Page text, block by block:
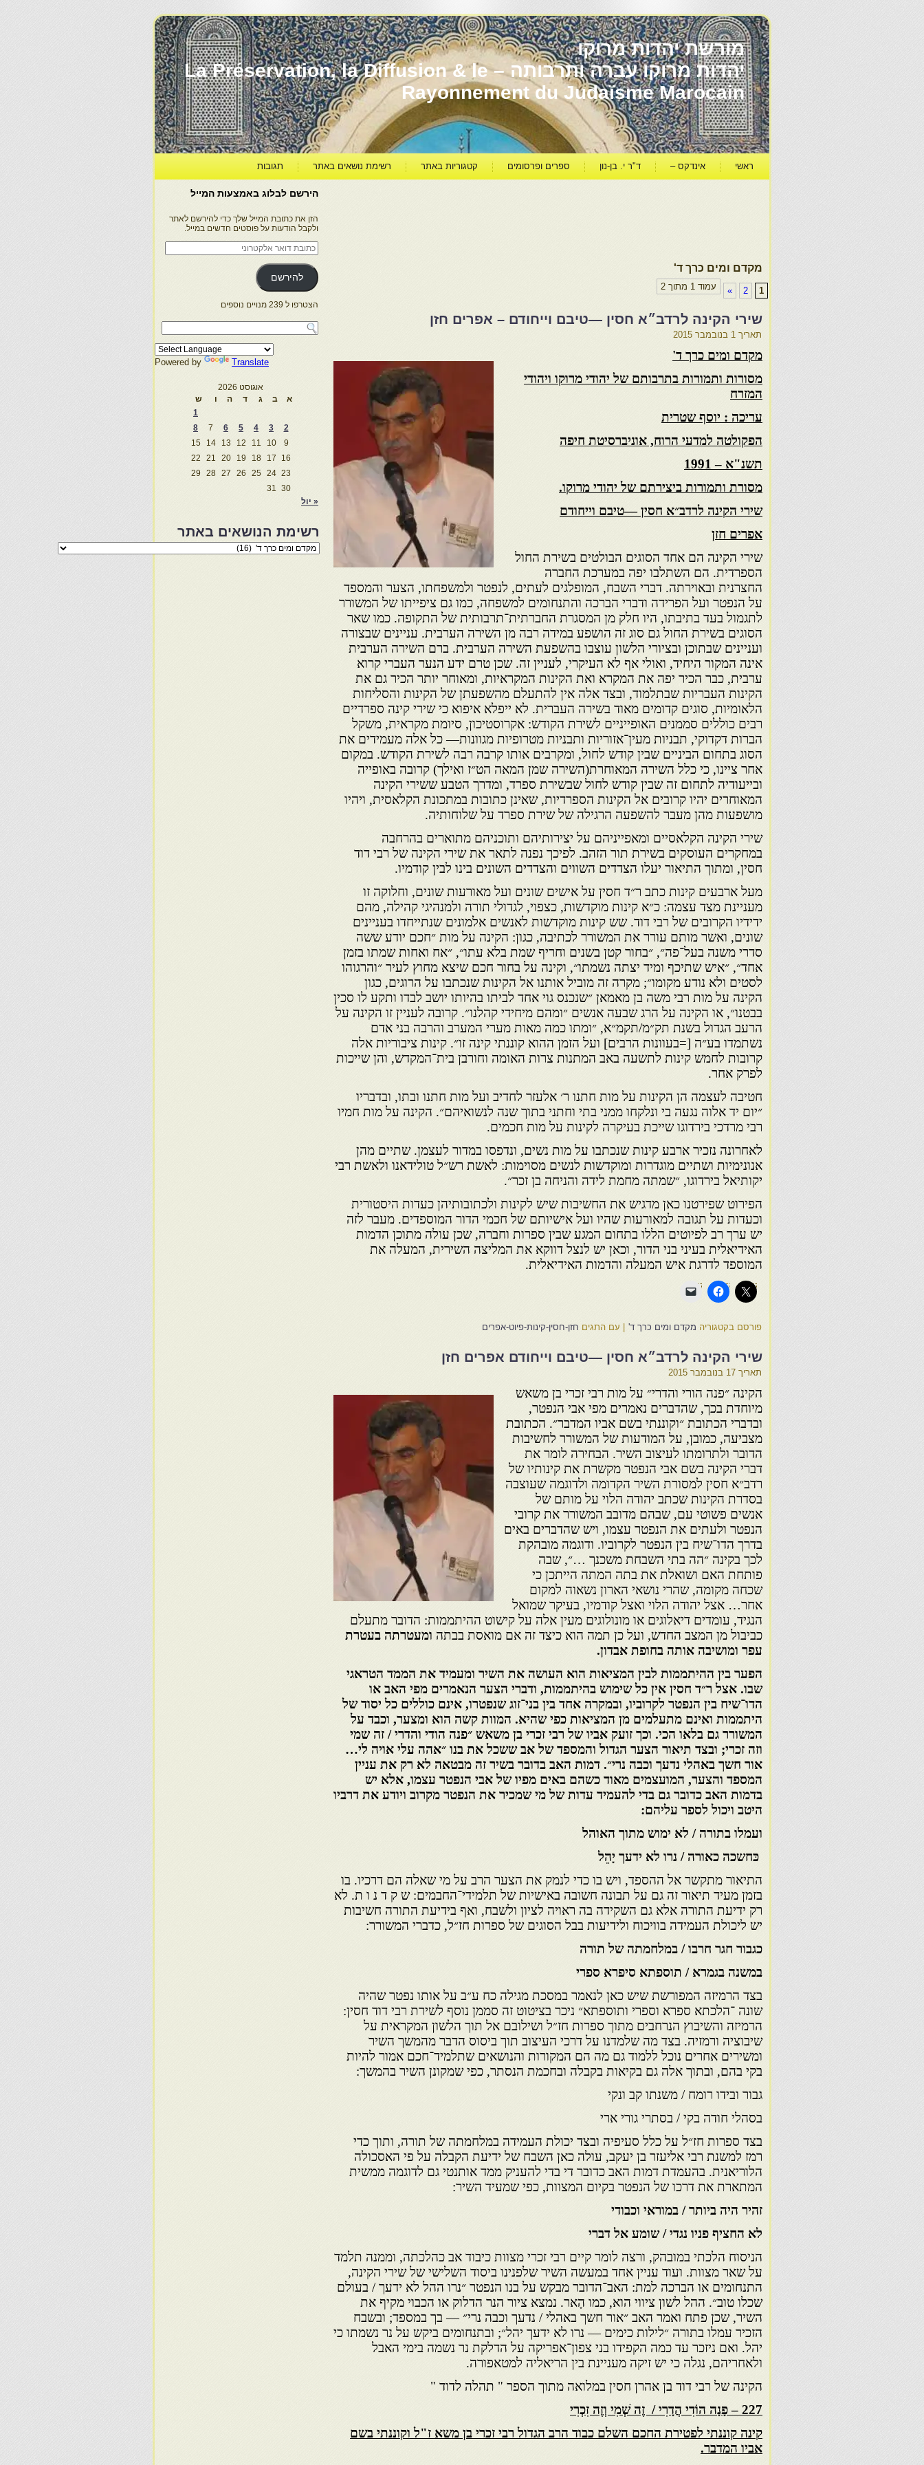
מורשת יהדות מרוקו
יהדות מרוקו עברה ותרבותה – La Préservation, la Diffusion & le
Rayonnement du Judaïsme Marocain
ראשי אינדקס – ד"ר י. בן-נון ספרים ופרסומים קטגוריות באתר רשימת נושאים באתר תגובות
מקדם ומים כרך ד'
עמוד 1 מתוך 2 1
2
»
שירי הקינה לרדב״א חסין —טיבם וייחודם – אפרים חזן
תאריך 1 בנובמבר 2015
מקדם ומים כרך ד'
מסורות ותמורות בתרבותם של יהודי מרוקו ויהודי
המזרח
עריכה : יוסף שטרית
הפקולטה למדעי הרוח, אוניברסיטת חיפה
תשנ"א – 1991
מסורת ותמורות ביצירתם של יהודי מרוקו.
שירי הקינה לרדב״א חסין —טיבם וייחודם
אפרים חזן
שירי הקינה הם אחד הסוגים הבולטים בשירת החול
הספרדית. הם השתלבו יפה במערכת החברה
החצרנית ובאוירתה. דברי השבח, המופלגים לעתים, לנפטר ולמשפחתו, הצער והמספד
על הנפטר ועל הפרידה ודברי הברכה והתנחומים למשפחה, כמו גם ציפייתו של המשורר
לתגמול בעד בתיבתו, היו חלק מן המסגרת החברתית־תרבותית של התקופה. כמו שאר
הסוגים בשירת החול גם סוג זה הושפע במידה רבה מן השירה הערבית. עניינים שבצורה
ועניינים שבתוכן ובציורי הלשון עוצבו בהשפעת השירה הערבית. ברם השירה הערבית
אינה המקור היחיד, ואולי אף לא העיקרי, לעניין זה. שכן טרם ידע הנער העברי קרוא
ערבית, כבר הכיר יפה את המקרא ואת הקינות המקראיות, ומאוחר יותר הכיר גם את
הקינות העבריות שבתלמוד, ובצד אלה אין להתעלם מהשפעתן של הקינות והסליחות
הלאומיות, סוגים קדומים מאוד בשירה העברית. לא ייפלא איפוא כי שירי קינה ספרדיים
רבים כוללים סממנים האופייניים לשירת הקודש: אקרוסטיכון, סיומת מקראית, משקל
הברות דקדוקי, תבניות מעין־אזוריות ותבניות מטרופיות מגוונות— כל אלה מעמידים את
הסוג בתחום הביניים שבין קודש לחול, ומקרבים אותו קרבה רבה לשירת הקודש. במקום
אחר ציינו, כי כלל השירה המאוחרת(השירה שמן המאה הט״ז ואילך) קרובה באופייה
ובייעודיה לתחום זה שבין קודש לחול שבשירת ספרד, ומדרך הטבע ששירי הקינה
המאוחרים יהיו קרובים אל הקינות הספרדיות, שאינן כתובות במתכונת הקלאסית, ויהיו
מושפעות מהן מעבר להשפעה הרגילה של שירת ספרד על שלוחותיה.
שירי הקינה הקלאסיים ומאפייניהם על יצירותיהם ותוכניהם מתוארים בהרחבה
במחקרים העוסקים בשירת תור הזהב. לפיכך נפנה לתאר את שירי הקינה של רבי דוד
חסין, ומתוך התיאור יעלו הצדדים השווים והצדדים השונים בינו לבין קודמיו.
מעל ארבעים קינות כתב ר״ד חסין על אישים שונים ועל מאורעות שונים, וחלוקה זו
מעניינת מצד עצמה: כ״א קינות מוקדשות, כצפוי, לגדולי תורה ולמנהיגי קהילה, מהם
ידידיו הקרובים של רבי דוד. שש קינות מוקדשות לאנשים אלמונים שנתייחדו בעניינים
שונים, ואשר מותם עורר את המשורר לכתיבה, כגון: הקינה על מות ״חכם יודע ששה
סדרי משנה בעל־פה״, ״בחור קטן בשנים וחריף שמת בלא עתו״, ״אח ואחות שמתו בזמן
אחד״, ״איש שתיכף ומיד יצתה נשמתו״, וקינה על בחור חכם שיצא מחוץ לעיר ״והרגוהו
לסטים ולא נודע מקומו״; מקרה זה מוביל אותנו אל הקינות שנכתבו על הרוגים, כגון
הקינה על מות רבי משה בן מאמאן ״שנכנס גוי אחד לביתו בהיותו יושב לבדו ותקע לו סכין
בבטנו״, או הקינה על הרג שבעה אנשים ״ומהם מיחידי קהלנו״. קרובה לעניין זו הקינה על
הרעב הגדול בשנת תק״מ/תקמ״א, ״ומתו כמה מאות מערי המערב והרבה בני אדם
נשתמדו בע״ה [=בעוונות הרבים] ועל הזמן ההוא קוננתי קינה זו״. קינות ציבוריות אלה
קרובות לחמש קינות לתשעה באב המתנות צרות האומה וחורבן בית־המקדש, והן שייכות
לפרק אחר.
חטיבה לעצמה הן הקינות על מות חתנו ר׳ אלעזר לחדיב ועל מות חתנו ובתו, ובדבריו
״יום יד אלוה נגעה בי ונלקחו ממני בתי וחתני בתוך שנה לנשואיהם״. הקינה על מות חמיו
רבי מרדכי בירדוגו שייכת בעיקרה לקינות על מות חכמים.
לאחרונה נזכיר ארבע קינות שנכתבו על מות נשים, ונדפסו במדור לעצמן. שתיים מהן
אנונימיות ושתיים מוגדרות ומוקדשות לנשים מסוימות: לאשת רש״ל טולידאנו ולאשת רבי
יקותיאל בירדוגו, ״שמתה מחמת לידה והניחה בן זכר״.
הפירוט שפירטנו כאן מדגיש את החשיבות שיש לקינות ולכתובותיהן כעדות היסטורית
וכעדות על תגובה למאורעות שהיו ועל אישיותם של חכמי הדור המוספדים. מעבר לזה
יש ערך רב לפיוטים הללו בתחום המגע שבין ספרות וחברה, שכן עולה מתוכן הדמות
האידיאלית בעיני בני הדור, וכאן יש לנצל דווקא את המליצה השירית, המעלה את
המוספד לדרגת איש המעלה והדמות האידיאלית.
פורסם בקטגוריה מקדם ומים כרך ד' עם התגים חזן-חסין-קינות-פיוט-אפרים
שירי הקינה לרדב״א חסין —טיבם וייחודם אפרים חזן
תאריך 17 בנובמבר 2015
הקינה ״פנה הורי והדרי״ על מות רבי זכרי בן משאש
מיוחדת בכך, שהדברים נאמרים מפי אבי הנפטר,
ובדברי הכתובת ״וקוננתי בשם אביו המדבר״. הכתובת
מצביעה, כמובן, על המודעות של המשורר לחשיבות
הדובר ולתרומתו לעיצוב השיר. הבחירה לומר את
דברי הקינה בשם אבי הנפטר מקשרת את קינותיו של
רדב״א חסין למסורת השיר הקדומה ולדוגמה שעוצבה
בסדרת הקינות שכתב יהודה הלוי על מותם של
אנשים פשוטי עם, שבהם מדובב המשורר את קרובי
הנפטר ולעתים את הנפטר עצמו, ויש שהדברים באים
בדרך הדו־שיח בין הנפטר לקרוביו. ודוגמה מובהקת
לכך בקינה ״הה בתי השבחת משכנך …״, שבה
פותחת האם ושואלת את בתה המתה הייתכן כי
שכחה מקומה, שהרי נושאי הארון נשאוה למקום
אחר… אצל יהודה הלוי ואצל קודמיו, בעיקר שמואל
הנגיד, עומדים דיאלוגים או מונולוגים מעין אלה על קישוט ההיתממות: הדובר מתעלם
כביבול מן המצב החדש, ועל כן תמה הוא כיצד זה אם מואסת בבתה ומעטרתה בעטרת
עפר ומושיבה אותה בחופת אבדון.
הפער בין ההיתממות לבין המציאות הוא העושה את השיר ומעמיד את הממד הטראגי
שבו. אצל ר״ד חסין אין כל שימוש בהיתממות, ודברי הצער הנאמרים מפי האב או
הדו־שיח בין הנפטר לקרוביו, ובמקרה אחד בין בני־זוג שנפטרו, אינם כוללים כל יסוד של
היתממות ואינם מתעלמים מן המציאות כפי שהיא. המוות קשה הוא ומצער, וכבד על
המשורר גם בלאו הכי. וכך זועק אביו של רבי זכרי בן משאש ״פנה הודי והדרי / זה שמי
וזה זכרי; ובצד תיאור הצער הגדול והמספד של אב ששכל את בנו ״אהה עלי אויה לי…
אור חשך באהלי נדעך וכבה נרי״. דמות האב בדובר בשיר זה מבטאה לא רק את עניין
המספד והצער, המועצמים מאוד כשהם באים מפיו של אבי הנפטר עצמו, אלא יש
בדמות האב כדובר גם בדי להעמיד עדות של מי שמכיר את הנפטר מקרוב ויודע את דרביו
היטב ויכול לספר עליהם:
ועמלו בתורה / לא ימוש מתוך האוהל
כּחשכה כאורה / נרו לא ידעך יָהֵל
התיאור מתקשר אל ההספד, ויש בו כדי לנמק את הצער הרב על מי שאלה הם דרכיו. בו
בזמן מעיד תיאור זה גם על תבונה חשובה באישיות של תלמידי־החבמים: ש ק ד נ ו ת. לא
רק ידיעת התורה אלא גם השקידה בה ראויה לציון ולשבח, ואף בידיעת התורה חשיבות
יש ליכולת העמידה בוויכוח ולידיעות בבל הסוגים של ספרות חז״ל, כדברי המשורר:
כגבור חגר חרבו / במלחמתה של תורה
במשנה בגמרא / תוספתא סיפרא ספרי
בצד הרמיזה המפורשת שיש כאן לנאמר במסכת מגילה כח ע״ב על אותו נפטר שהיה
שונה ־הלכתא ספרא וספרי ותוספתא״ ניכר בציטוט זה סממן נוסף לשירת רבי דוד חסין:
הרמיזה והשיבוץ הנרחבים מתוך ספרות חז״ל ושילובם אל תוך הלשון המקראית על
שיבוציה ורמזיה. בצד מה שלמדנו על דרכי העיצוב תוך ביסוס הדבר מהמשך השיר
ומשירים אחרים נוכל ללמוד גם מה הם המקורות והנושאים שתלמיד־חכם אמור להיות
בקי בהם, ובתוך אלה גם בקיאות בקבלה ובחכמת הנסתר, כפי שמקונן השיר בהמשך:
גבור ובידו רומח / משנתו קב ונקי
בסהלי חודה בקי / בסתרי גורי ארי
בצד ספרות חז״ל על כלל סעיפיה ובצד יכולת העמידה במלחמתה של תורה, ותוך כדי
רמז למשנת רבי אליעזר בן יעקב, עולה כאן השבח של ידיעת הקבלה על פי האסכולה
הלוריאנית. בהעמדת דמות האב כדובר די בדי להעניק ממד אותנטי גם לדוגמה ממשית
המתארת את דרכו של הנפטר בקיום המצוות, כפי שמעיד השיר:
זהיר היה ביותר / במוראי וכבודי
לא החציף פניו נגדי / שומע אל דברי
הניסוח הלכתי במובהק, ורצה לומר קיים רבי זכרי מצוות כיבוד אב כהלכתה, וממנה תלמד
על שאר מצוות. ועוד עניין אחד במעשה השיר שלפנינו ביסוד השלישי של שירי הקינה,
התנחומים או הברכה למת: האב־הדובר מבקש על בנו הנפטר ״נרו ההל לא ידעך / בעולם
שכלו טוב״. ההל לשון ציווי הוא, כמו הָאר. נמצא ציור הנר הדלוק או הכבוי מקיף את
השיר, שכן פתח ואמר האב ״אור חשך באהלי / נדעך וכבה נרי״ — בך במספד; ובשבח
הזכיר עמלו בתורה ״לילות כימים — נרו לא ידעך יהל״; ובתנחומים ביקש על נר נשמתו כי
יהל. ואם ניזכר עד כמה הקפידו בני צפון־אפריקה על הדלקת נר נשמה בימי האבל
ולאחריהם, נגלה כי יש זיקה מעניינת בין הריאליה למטאפורה.
הקינה של רבי דוד בן אהרן חסין במלואה מתוך הספר " תהלה לדוד "
227 – פָנָה הוֹדִי הֲדָרִי / זֶה שְׁמִי וְזֶה זִכְרִי
קינה קוננתי לפטירת החכם השלם כבוד הרב הגדול רבי זכרי בן משא ז"ל וקוננתי בשם
אביו המדבר.
הירשם לבלוג באמצעות המייל
הזן את כתובת המייל שלך כדי להירשם לאתר
ולקבל הודעות על פוסטים חדשים במייל.
כתובת
דואר
אלקטרוני
להירשם
הצטרפו ל 239 מנויים נוספים
Powered by Translate
אוגוסט 2026
א
ב ג ד ה ו
ש
1
2
3
4
5
6
7
8
9
10
11
12
13
14
15
16
17
18
19
20
21
22
23
24
25
26
27
28
29
30
31
« יול
רשימת הנושאים באתר
רשימת
הנושאים